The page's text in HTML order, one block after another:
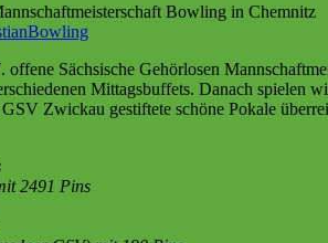
Bowling in Chemnitz
Bowling
Sächsische Gehörlosen
Mittagsbuffets. Danach spielen
Zwickau gestiftete schöne Pokale
2491 Pins